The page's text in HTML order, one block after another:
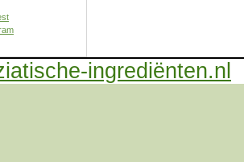
ingrediënten.nl